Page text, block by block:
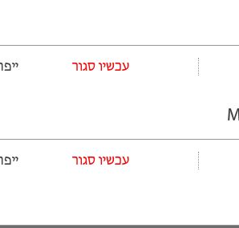
עכשיו סגור ייפתח
עכשיו סגור ייפתח